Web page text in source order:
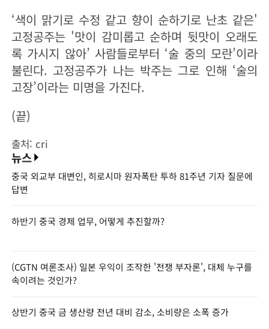
‘색이 맑기로 수정 같고 향이 순하기로 난초 같은'
고정공주는 '맛이 감미롭고 순하며 뒷맛이 오래도
록 가시지 않아’ 사람들로부터 ‘술 중의 모란’이라
불린다. 고정공주가 나는 박주는 그로 인해 ‘술의
고장’이라는 미명을 가진다.
(끝)
출처: cri
뉴스
중국 외교부 대변인, 히로시마 원자폭탄 투하 81주년 기자 질문에
답변
하반기 중국 경제 업무, 어떻게 추진할까?
(CGTN 여론조사) 일본 우익이 조작한 '전쟁 부자론', 대체 누구를
속이려는 것인가?
상반기 중국 금 생산량 전년 대비 감소, 소비량은 소폭 증가